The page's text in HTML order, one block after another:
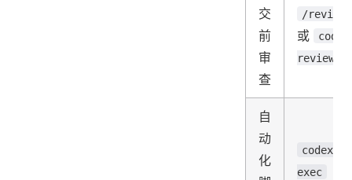
交
前
审
查
/review
或
codex
review
自
动
化
codex
exec